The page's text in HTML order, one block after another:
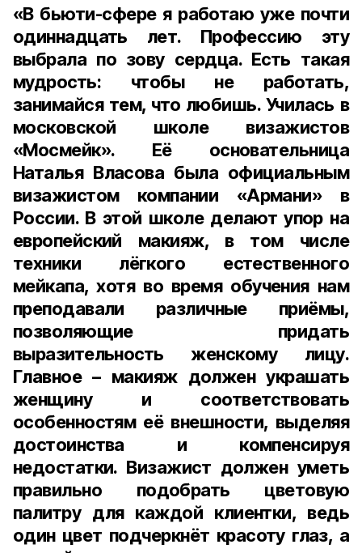
«В бьюти-сфере я работаю уже почти
одиннадцать лет. Профессию эту
выбрала по зову сердца. Есть такая
мудрость: чтобы не работать,
занимайся тем, что любишь. Училась в
московской школе визажистов
«Мосмейк». Её основательница
Наталья Власова была официальным
визажистом компании «Армани» в
России. В этой школе делают упор на
европейский макияж, в том числе
техники лёгкого естественного
мейкапа, хотя во время обучения нам
преподавали различные приёмы,
позволяющие придать
выразительность женскому лицу.
Главное – макияж должен украшать
женщину и соответствовать
особенностям её внешности, выделяя
достоинства и компенсируя
недостатки. Визажист должен уметь
правильно подобрать цветовую
палитру для каждой клиентки, ведь
один цвет подчеркнёт красоту глаз, а